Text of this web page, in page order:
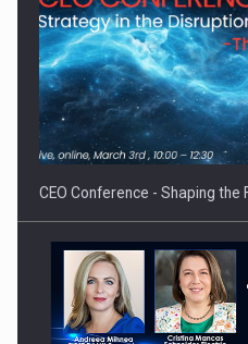
Hard Enduro Piatra Craiului
CEO Conference - Shaping the